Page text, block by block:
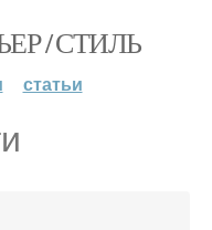
/ СТИЛЬ
статьи